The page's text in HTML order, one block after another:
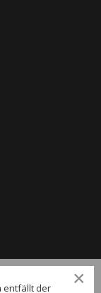
×
entfällt der